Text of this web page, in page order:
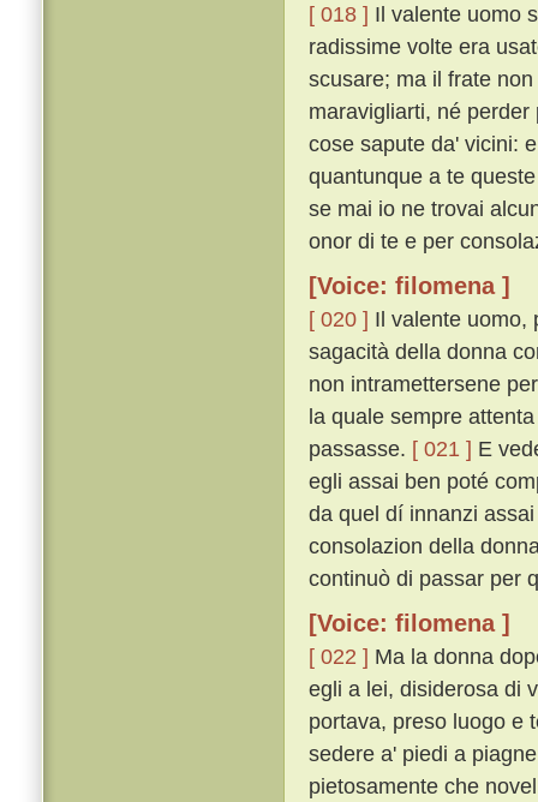
[ 018 ] Il valente uomo
radissime volte era
scusare; ma il frate
maravigliarti, né
cose sapute da' vicini:
quantunque a te
se mai io ne trovai
onor di te e per
[Voice: filomena ]
[ 020 ] Il valente uomo,
sagacità della donna
non intramettersene
la quale sempre
passasse. [ 021 ] E
egli assai ben poté
da quel dí innanzi
consolazion della
continuò di passar per
[Voice: filomena ]
[ 022 ] Ma la donna
egli a lei, disiderosa di
portava, preso luogo e
sedere a' piedi a
pietosamente che